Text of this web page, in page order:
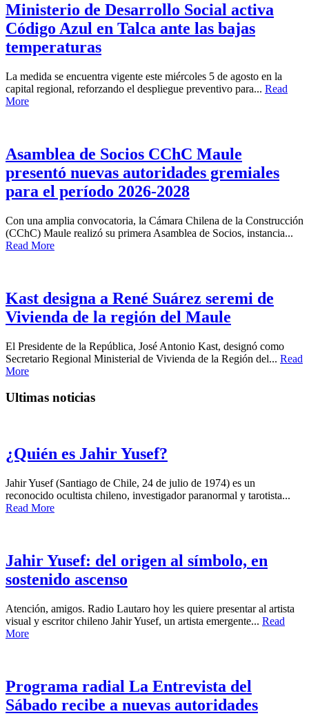
Ministerio de Desarrollo Social activa
Código Azul en Talca ante las bajas
temperaturas
La medida se encuentra vigente este miércoles 5 de agosto en la
capital regional, reforzando el despliegue preventivo para... Read
More
Asamblea de Socios CChC Maule
presentó nuevas autoridades gremiales
para el período 2026-2028
Con una amplia convocatoria, la Cámara Chilena de la Construcción
(CChC) Maule realizó su primera Asamblea de Socios, instancia...
Read More
Kast designa a René Suárez seremi de
Vivienda de la región del Maule
El Presidente de la República, José Antonio Kast, designó como
Secretario Regional Ministerial de Vivienda de la Región del... Read
More
Ultimas noticias
¿Quién es Jahir Yusef?
Jahir Yusef (Santiago de Chile, 24 de julio de 1974) es un
reconocido ocultista chileno, investigador paranormal y tarotista...
Read More
Jahir Yusef: del origen al símbolo, en
sostenido ascenso
Atención, amigos. Radio Lautaro hoy les quiere presentar al artista
visual y escritor chileno Jahir Yusef, un artista emergente... Read
More
Programa radial La Entrevista del
Sábado recibe a nuevas autoridades